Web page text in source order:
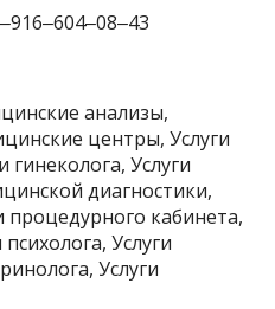
анализы,
центры, Услуги
гинеколога, Услуги
диагностики,
процедурного кабинета,
Услуги
Услуги